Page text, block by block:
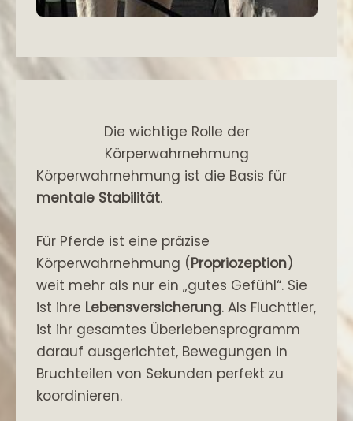
Die wichtige Rolle der
Körperwahrnehmung
Körperwahrnehmung ist die Basis für
mentale Stabilität.
Für Pferde ist eine präzise
Körperwahrnehmung (Propriozeption)
weit mehr als nur ein „gutes Gefühl“. Sie
ist ihre Lebensversicherung. Als Fluchttier,
ist ihr gesamtes Überlebensprogramm
darauf ausgerichtet, Bewegungen in
Bruchteilen von Sekunden perfekt zu
koordinieren.